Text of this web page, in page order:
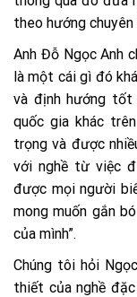
theo hướng chuyên
Anh Đỗ Ngọc Anh
là một cái gì đó
và định hướng tốt
quốc gia khác
trọng và được
với nghề từ việc
được mọi người
mong muốn gắn
của mình”.
Chúng tôi hỏi
thiết của nghề